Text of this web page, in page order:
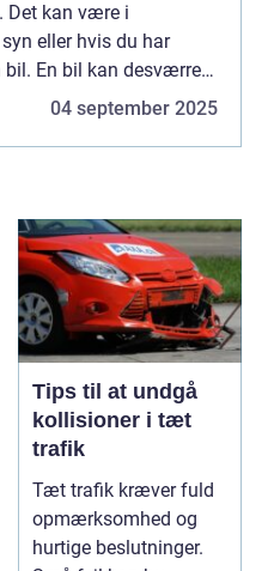
Det kan være i
eller hvis du har
En bil kan desværre
tid, særligt hvis du
04 september 2025
Tips til at undgå
kollisioner i tæt
trafik
Tæt trafik kræver fuld
opmærksomhed og
hurtige beslutninger.